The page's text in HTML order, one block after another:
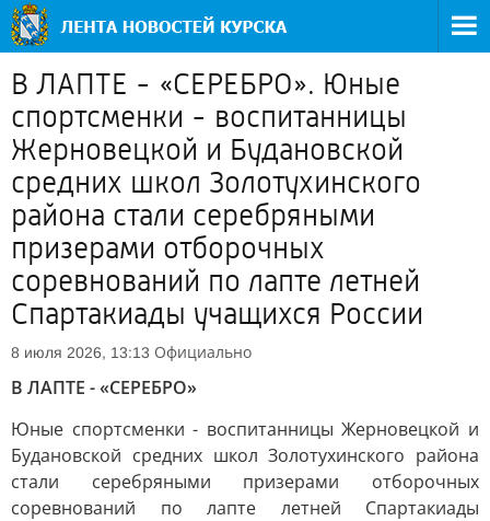
В ЛАПТЕ - «СЕРЕБРО». Юные
спортсменки - воспитанницы
Жерновецкой и Будановской
средних школ Золотухинского
района стали серебряными
призерами отборочных
соревнований по лапте летней
Спартакиады учащихся России
8 июля 2026, 13:13 Официально
В ЛАПТЕ - «СЕРЕБРО»
Юные спортсменки - воспитанницы Жерновецкой и
Будановской средних школ Золотухинского района
стали серебряными призерами отборочных
соревнований по лапте летней Спартакиады